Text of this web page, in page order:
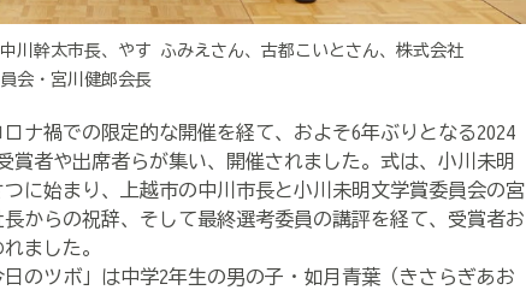
川幹太市長、やす ふみえさん、古都こいとさん、株式会社
会・宮川健郎会長
ナ禍での限定的な開催を経て、およそ6年ぶりとなる2024
賞者や出席者らが集い、開催されました。式は、小川未明
に始まり、上越市の中川市長と小川未明文学賞委員会の宮
長からの祝辞、そして最終選考委員の講評を経て、受賞者お
ました。
のツボ」は中学2年生の男の子・如月青葉（きさらぎあお